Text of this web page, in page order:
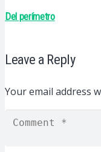
Del perímetro
Leave a Reply
Your email address